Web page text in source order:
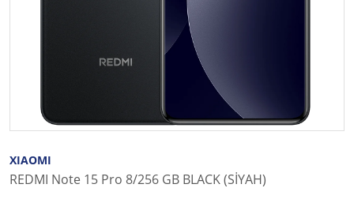
XIAOMI
REDMI Note 15 Pro 8/256 GB BLACK (SİYAH)